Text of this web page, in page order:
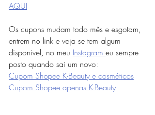
AQUI
Os cupons mudam todo mês e esgotam,
entrem no link e veja se tem algum
disponivel, no meu Instagram eu sempre
posto quando sai um novo:
Cupom Shopee K-Beauty e cosméticos
Cupom Shopee apenas K-Beauty